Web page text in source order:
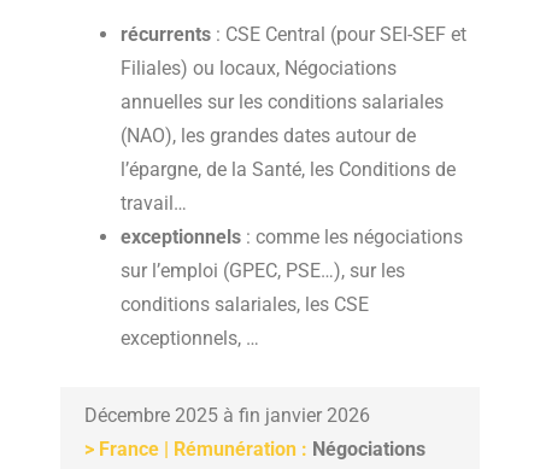
récurrents : CSE Central (pour SEI-SEF et
Filiales) ou locaux, Négociations
annuelles sur les conditions salariales
(NAO), les grandes dates autour de
l’épargne, de la Santé, les Conditions de
travail…
exceptionnels : comme les négociations
sur l’emploi (GPEC, PSE…), sur les
conditions salariales, les CSE
exceptionnels, …
Décembre 2025 à fin janvier 2026
> France | Rémunération : Négociations